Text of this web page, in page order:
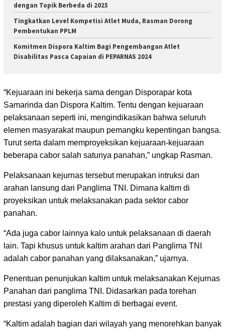
dengan Topik Berbeda di 2025
Tingkatkan Level Kompetisi Atlet Muda, Rasman Dorong
Pembentukan PPLM
Komitmen Dispora Kaltim Bagi Pengembangan Atlet
Disabilitas Pasca Capaian di PEPARNAS 2024
“Kejuaraan ini bekerja sama dengan Disporapar kota
Samarinda dan Dispora Kaltim. Tentu dengan kejuaraan
pelaksanaan seperti ini, mengindikasikan bahwa seluruh
elemen masyarakat maupun pemangku kepentingan bangsa.
Turut serta dalam memproyeksikan kejuaraan-kejuaraan
beberapa cabor salah satunya panahan,” ungkap Rasman.
Pelaksanaan kejurnas tersebut merupakan intruksi dan
arahan lansung dari Panglima TNI. Dimana kaltim di
proyeksikan untuk melaksanakan pada sektor cabor
panahan.
“Ada juga cabor lainnya kalo untuk pelaksanaan di daerah
lain. Tapi khusus untuk kaltim arahan dari Panglima TNI
adalah cabor panahan yang dilaksanakan,” ujarnya.
Penentuan penunjukan kaltim untuk melaksanakan Kejurnas
Panahan dari panglima TNI. Didasarkan pada torehan
prestasi yang diperoleh Kaltim di berbagai event.
“Kaltim adalah bagian dari wilayah yang menorehkan banyak